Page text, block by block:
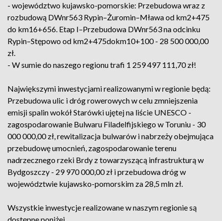
- województwo kujawsko-pomorskie: Przebudowa wraz z
rozbudową DWnr563 Rypin–Żuromin–Mława od km2+475
do km16+656. Etap I–Przebudowa DWnr563 na odcinku
Rypin–Stępowo od km2+475dokm10+100 - 28 500 000,00
zł.
- W sumie do naszego regionu trafi 1 259 497 111,70 zł!
Największymi inwestycjami realizowanymi w regionie będą:
Przebudowa ulic i dróg rowerowych w celu zmniejszenia
emisji spalin wokół Starówki ujętej na liście UNESCO -
zagospodarowanie Bulwaru Filadelfijskiego w Toruniu - 30
000 000,00 zł, rewitalizacja bulwarów i nabrzeży obejmująca
przebudowę umocnień, zagospodarowanie terenu
nadrzecznego rzeki Brdy z towarzyszącą infrastrukturą w
Bydgoszczy - 29 970 000,00 zł i przebudowa dróg w
województwie kujawsko-pomorskim za 28,5 mln zł.
Wszystkie inwestycje realizowane w naszym regionie są